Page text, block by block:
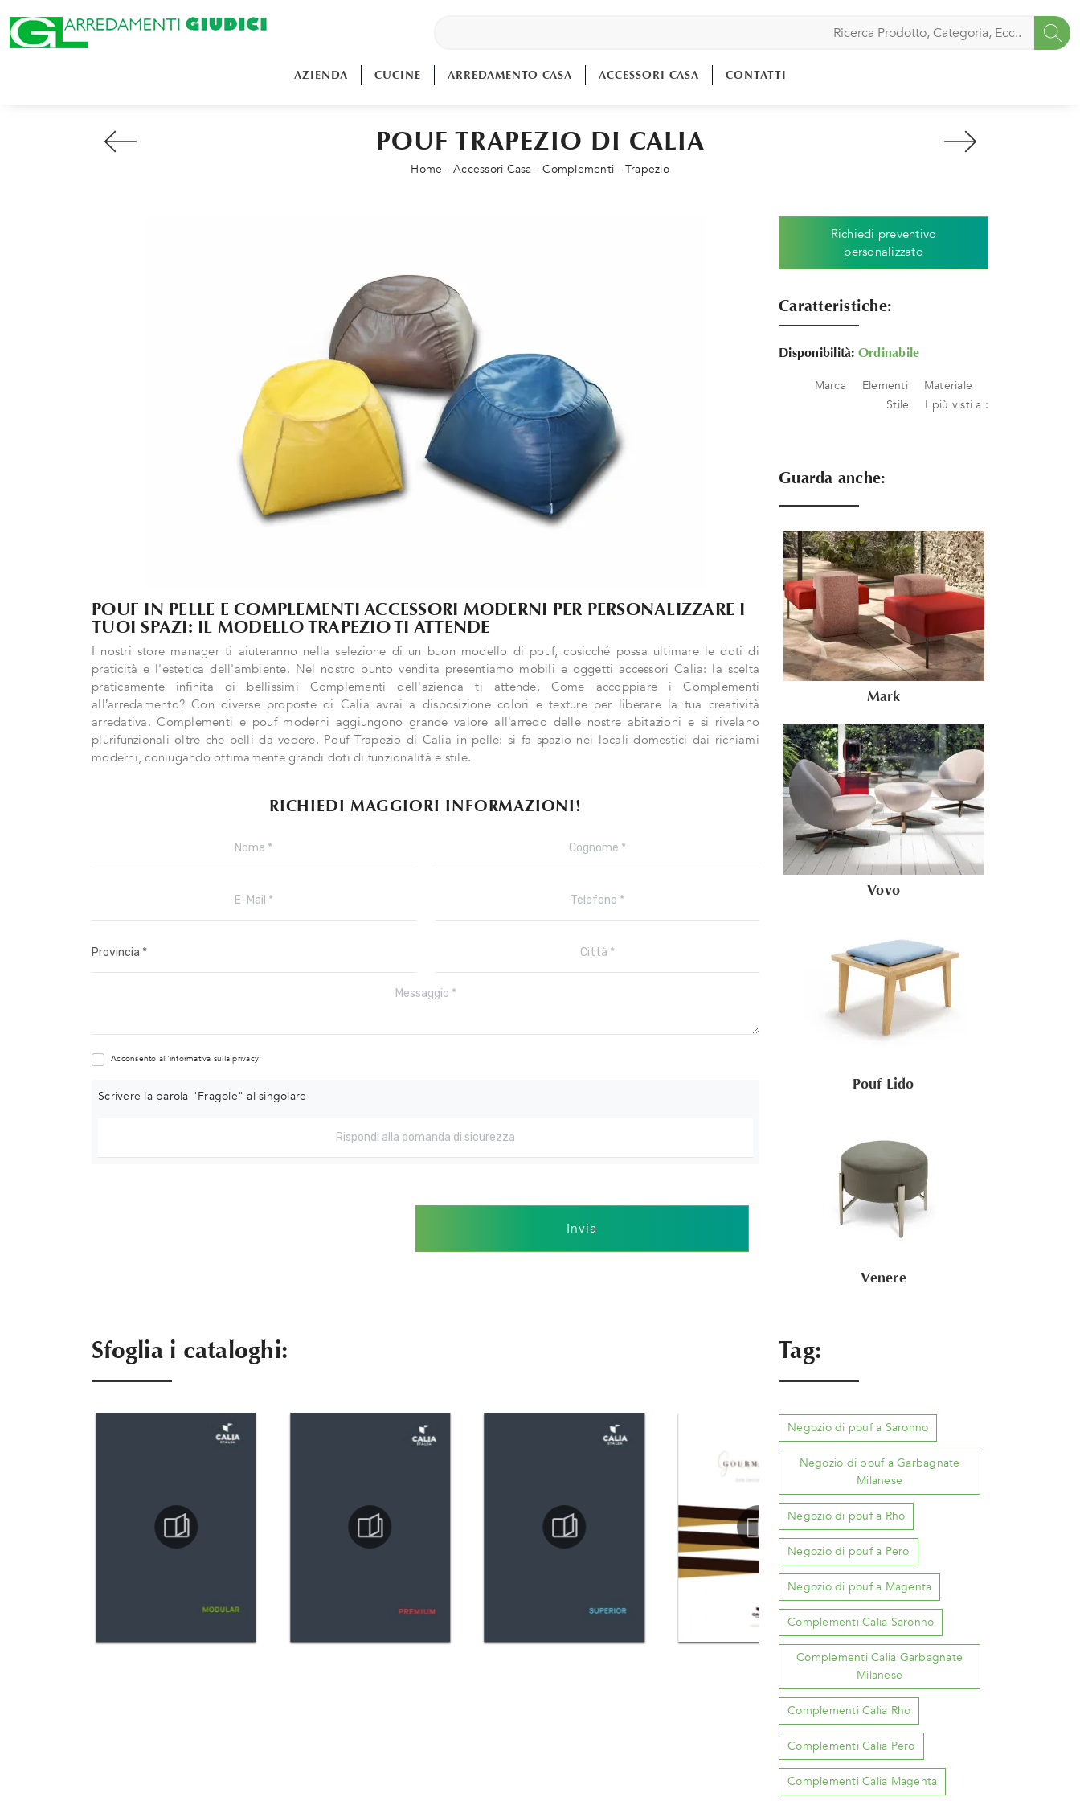
AZIENDA CUCINE ARREDAMENTO CASA ACCESSORI CASA CONTATTI
POUF TRAPEZIO DI CALIA
Home - Accessori Casa -Complementi - Trapezio
POUF IN PELLE E COMPLEMENTI ACCESSORI MODERNI PER PERSONALIZZARE I
TUOI SPAZI: IL MODELLO TRAPEZIO TI ATTENDE
I nostri store manager ti aiuteranno nella selezione di un buon modello di pouf, cosicché possa ultimare le doti di
praticità e l'estetica dell'ambiente. Nel nostro punto vendita presentiamo mobili e oggetti accessori Calia: la scelta
praticamente infinita di bellissimi Complementi dell'azienda ti attende. Come accoppiare i Complementi
all’arredamento? Con diverse proposte di Calia avrai a disposizione colori e texture per liberare la tua creatività
arredativa. Complementi e pouf moderni aggiungono grande valore all’arredo delle nostre abitazioni e si rivelano
plurifunzionali oltre che belli da vedere. Pouf Trapezio di Calia in pelle: si fa spazio nei locali domestici dai richiami
moderni, coniugando ottimamente grandi doti di funzionalità e stile.
RICHIEDI MAGGIORI INFORMAZIONI!
Acconsento all'informativa sullaprivacy
Scrivere la parola "Fragole" al singolare
Invia
Richiedi preventivo
personalizzato
Caratteristiche:
Disponibilità: Ordinabile
Marca Elementi
Materiale
Stile
I più visti a :
Guarda anche:
Mark
Vovo
Pouf Lido
Venere
Sfoglia i cataloghi: Tag:
Negozio di pouf a Saronno
Negozio di pouf a Garbagnate
Milanese
Negozio di pouf a Rho
Negozio di pouf a Pero
Negozio di pouf a Magenta
Complementi Calia Saronno
Complementi Calia Garbagnate
Milanese
Complementi Calia Rho
Complementi Calia Pero
Complementi Calia Magenta